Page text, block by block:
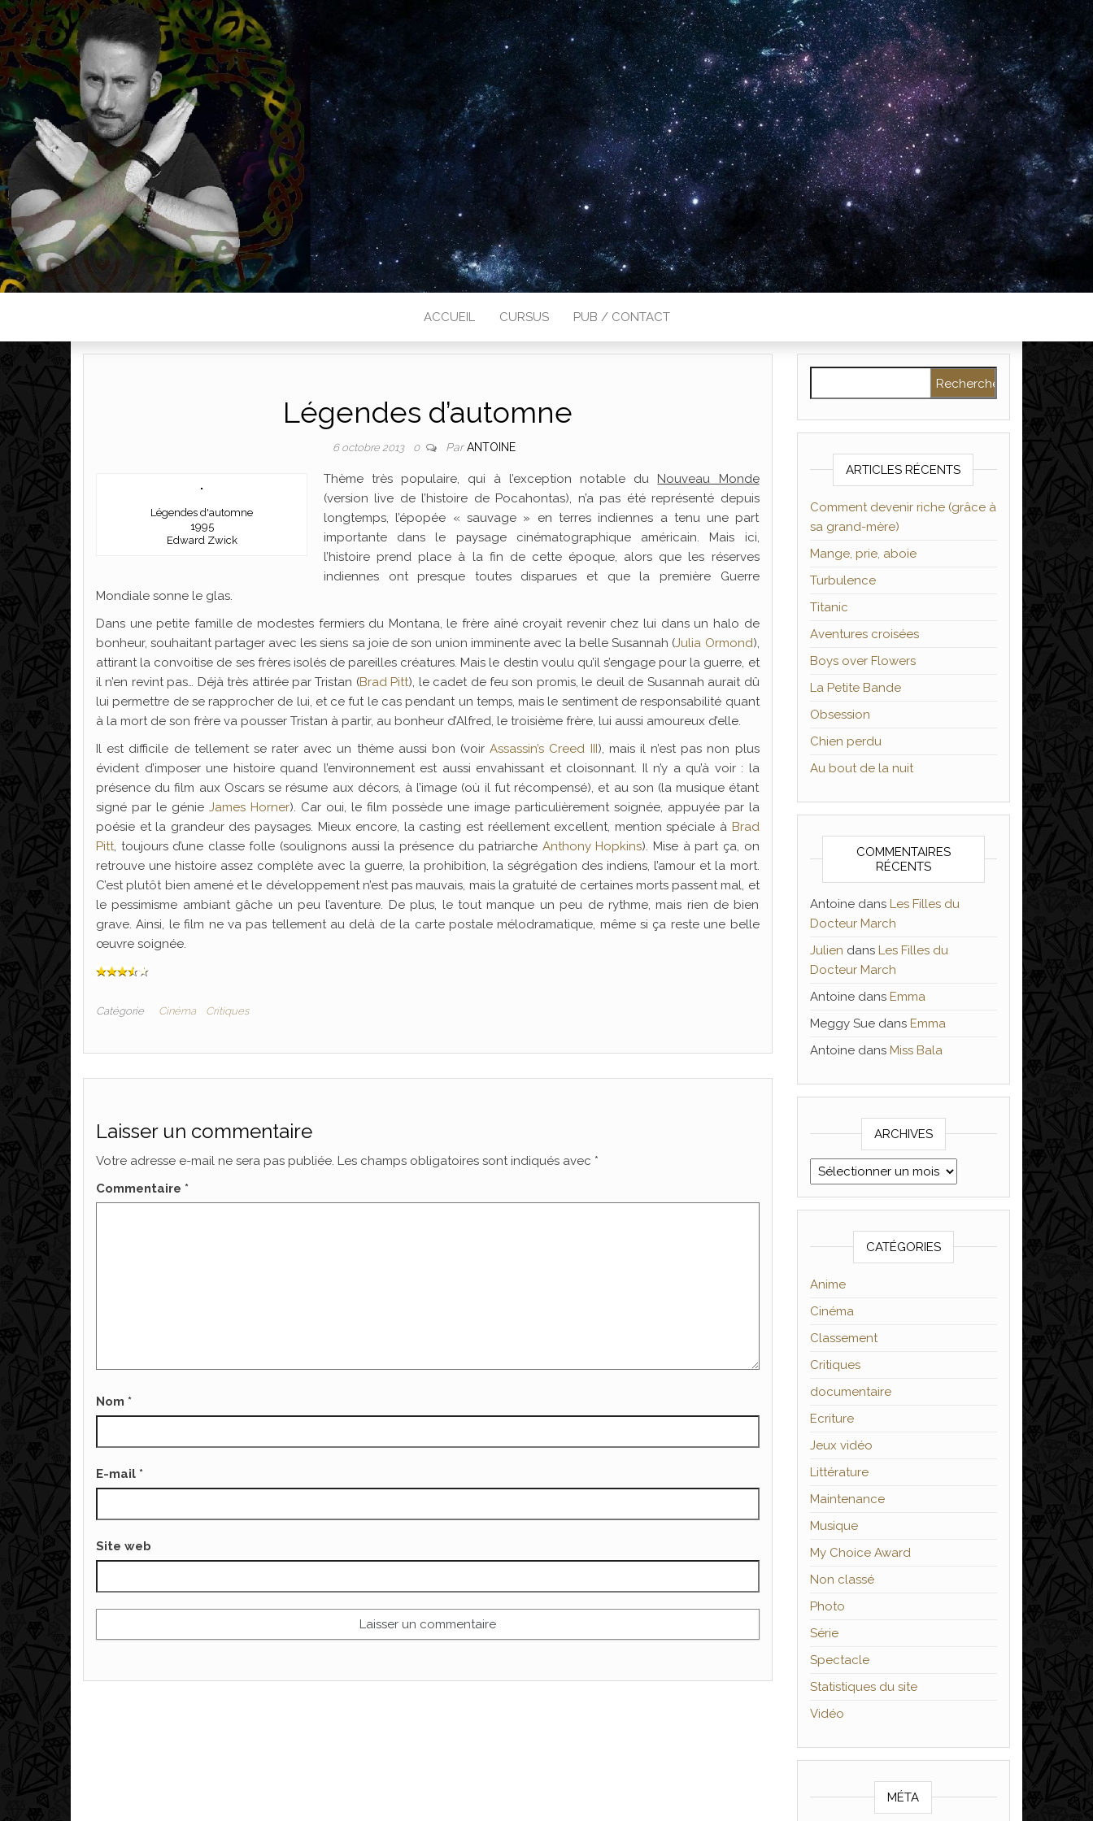
Plus de 2800 critiques de films
ACCUEIL CURSUS PUB / CONTACT
Légendes d’automne
6 octobre 2013 0 ParANTOINE
Légendes d'automne
1995
Edward Zwick
Thème très populaire, qui à l’exception notable du Nouveau Monde
(version live de l’histoire de Pocahontas), n’a pas été représenté depuis
longtemps, l’épopée « sauvage » en terres indiennes a tenu une part
importante dans le paysage cinématographique américain. Mais ici,
l’histoire prend place à la fin de cette époque, alors que les réserves
indiennes ont presque toutes disparues et que la première Guerre
Mondiale sonne le glas.
Dans une petite famille de modestes fermiers du Montana, le frère aîné croyait revenir chez lui dans un halo de
bonheur, souhaitant partager avec les siens sa joie de son union imminente avec la belle Susannah (Julia Ormond),
attirant la convoitise de ses frères isolés de pareilles créatures. Mais le destin voulu qu’il s’engage pour la guerre, et
il n’en revint pas… Déjà très attirée par Tristan (Brad Pitt), le cadet de feu son promis, le deuil de Susannah aurait dû
lui permettre de se rapprocher de lui, et ce fut le cas pendant un temps, mais le sentiment de responsabilité quant
à la mort de son frère va pousser Tristan à partir, au bonheur d’Alfred, le troisième frère, lui aussi amoureux d’elle.
Il est difficile de tellement se rater avec un thème aussi bon (voirAssassin’s Creed III), mais il n’est pas non plus
évident d’imposer une histoire quand l’environnement est aussi envahissant et cloisonnant. Il n’y a qu’à voir : la
présence du film aux Oscars se résume aux décors, à l’image (où il fut récompensé), et au son (la musique étant
signé par le génie James Horner). Car oui, le film possède une image particulièrement soignée, appuyée par la
poésie et la grandeur des paysages. Mieux encore, la casting est réellement excellent, mention spéciale à Brad
Pitt, toujours d’une classe folle (soulignons aussi la présence du patriarche Anthony Hopkins). Mise à part ça, on
retrouve une histoire assez complète avec la guerre, la prohibition, la ségrégation des indiens, l’amour et la mort.
C’est plutôt bien amené et le développement n’est pas mauvais, mais la gratuité de certaines morts passent mal, et
le pessimisme ambiant gâche un peu l’aventure. De plus, le tout manque un peu de rythme, mais rien de bien
grave. Ainsi, le film ne va pas tellement au delà de la carte postale mélodramatique, même si ça reste une belle
œuvre soignée.
Catégorie Cinéma Critiques
Laisser un commentaire
Votre adresse e-mail ne sera pas publiée. Les champs obligatoires sont indiqués avec *
Commentaire *
Nom *
E-mail *
Site web
ARTICLES RÉCENTS
Comment devenir riche (grâce à
sa grand-mère)
Mange, prie, aboie
Turbulence
Titanic
Aventures croisées
Boys over Flowers
La Petite Bande
Obsession
Chien perdu
Au bout de la nuit
COMMENTAIRES
RÉCENTS
Antoinedans Les Filles du
Docteur March
Julien dans Les Filles du
Docteur March
Antoinedans Emma
Meggy Suedans Emma
Antoinedans Miss Bala
ARCHIVES
Archives
CATÉGORIES
Anime
Cinéma
Classement
Critiques
documentaire
Ecriture
Jeux vidéo
Littérature
Maintenance
Musique
My Choice Award
Non classé
Photo
Série
Spectacle
Statistiques du site
Vidéo
MÉTA